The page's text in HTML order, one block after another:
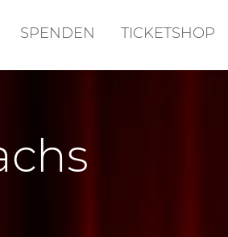
SPENDEN TICKETSHOP